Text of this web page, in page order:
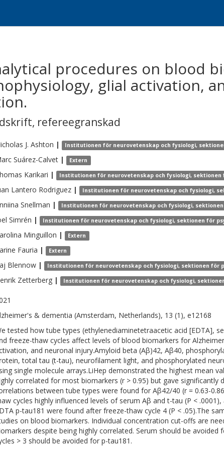
procedures on blood
glial activation,
, refereegranskad
J. Ashton | Institutionen för neurovetenskap och fysiologi,
Suárez-Calvet | Extern
Karikari | Institutionen för neurovetenskap och fysiologi,
Lantero Rodriguez | Institutionen för neurovetenskap och fysiologi,
Snellman | Institutionen för neurovetenskap och fysiologi,
Simrén | Institutionen för neurovetenskap och fysiologi, sektionen för
Minguillon | Extern
Fauria | Extern
Blennow | Institutionen för neurovetenskap och fysiologi, sektionen för
Zetterberg | Institutionen för neurovetenskap och fysiologi,
& dementia (Amsterdam, Netherlands), 13 (1), e12168
tested how tube types (ethylenediaminetetraacetic acid [EDTA],
freeze-thaw cycles affect levels of blood biomarkers for
and neuronal injury.Amyloid beta (Aβ)42, Aβ40,
total tau (t-tau), neurofilament light, and phosphorylated
single molecule arrays.LiHep demonstrated the highest mean
correlated for most biomarkers (r > 0.95) but gave significantly
between tube types were found for Aβ42/40 (r = 0.63-
cycles highly influenced levels of serum Aβ and t-tau (P <
p-tau181 were found after freeze-thaw cycle 4 (P < .05).The
on blood biomarkers. Individual concentration cut-offs are
despite being highly correlated. Serum should be
> 3 should be avoided for p-tau181.